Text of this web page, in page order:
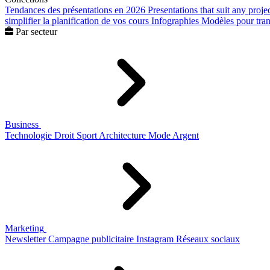
Tendances des présentations en 2026 Presentations that suit any
simplifier la planification de vos cours Infographies Modèles pour
Par secteur
Business
Technologie Droit Sport Architecture Mode Argent
Marketing
Newsletter Campagne publicitaire Instagram Réseaux sociaux